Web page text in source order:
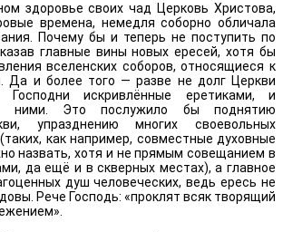
здоровье своих чад Церковь Христова,
времена, немедля соборно обличала
Почему бы и теперь не поступить по
главные вины новых ересей, хотя бы
вселенских соборов, относящиеся к
Да и более того — разве не долг Церкви
Господни искривлённые еретиками, и
ними. Это послужило бы поднятию
упразднению многих своевольных
как например, совместные духовные
назвать, хотя и не прямым совещанием в
да ещё и в скверных местах), а главное
душ человеческих, ведь ересь не
Рече Господь: «проклят всяк творящий